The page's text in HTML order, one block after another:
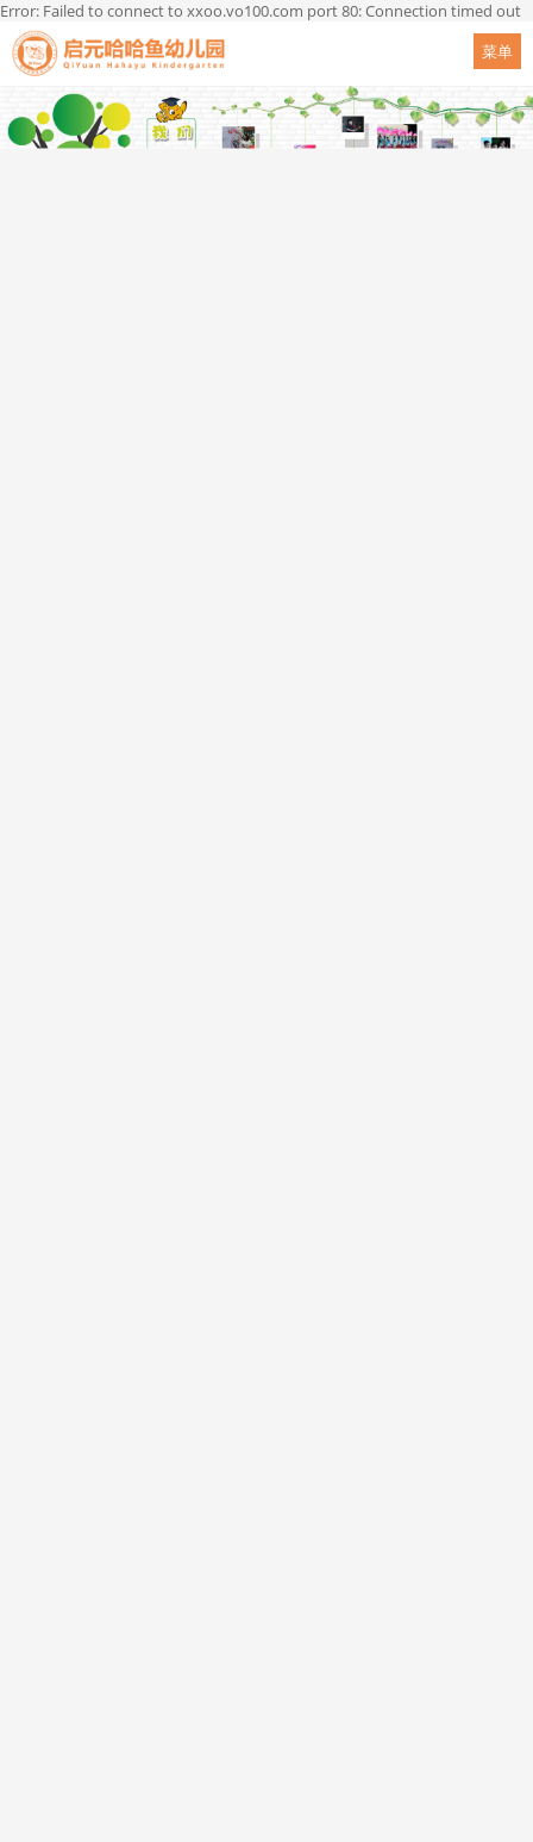
Error: Failed to connect to xxoo.vo100.com port 80: Connection timed out
菜单